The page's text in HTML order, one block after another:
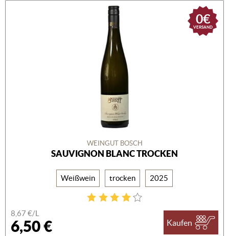
0€
VERSAND
WEINGUT BOSCH
SAUVIGNON BLANC TROCKEN
Weißwein trocken 2025
8,67 €/L
6,50 € Kaufen